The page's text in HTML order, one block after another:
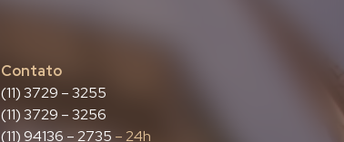
Contato
(11) 3729 – 3255
(11) 3729 – 3256
(11) 94136 – 2735 – 24h